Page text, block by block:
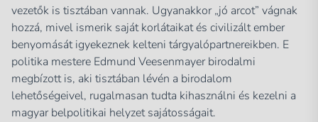
vezetők is tisztában vannak. Ugyanakkor „jó arcot” vágnak
hozzá, mivel ismerik saját korlátaikat és civilizált ember
benyomását igyekeznek kelteni tárgyalópartnereikben. E
politika mestere Edmund Veesenmayer birodalmi
megbízott is, aki tisztában lévén a birodalom
lehetőségeivel, rugalmasan tudta kihasználni és kezelni a
magyar belpolitikai helyzet sajátosságait.